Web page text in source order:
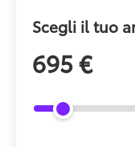
Scegli il tuo
695 €